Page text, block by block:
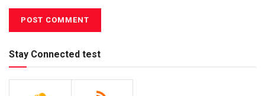
Stay Connected test